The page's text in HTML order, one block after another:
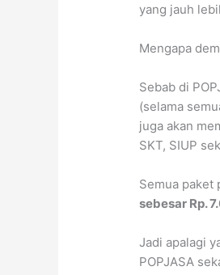
yang jauh
Mengapa
Sebab di
(selama
juga akan
SKT, SIUP
Semua paket
sebesar Rp.
Jadi apalagi
POPJASA